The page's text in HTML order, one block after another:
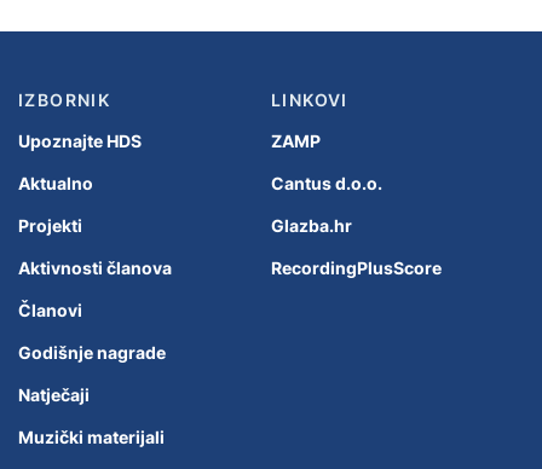
IZBORNIK
Upoznajte HDS
Aktualno
Projekti
Aktivnosti članova
Članovi
Godišnje nagrade
Natječaji
Muzički materijali
LINKOVI
ZAMP
Cantus d.o.o.
Glazba.hr
RecordingPlusScore